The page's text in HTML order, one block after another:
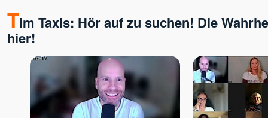
Tim Taxis: Hör auf zu suchen! Die
hier!